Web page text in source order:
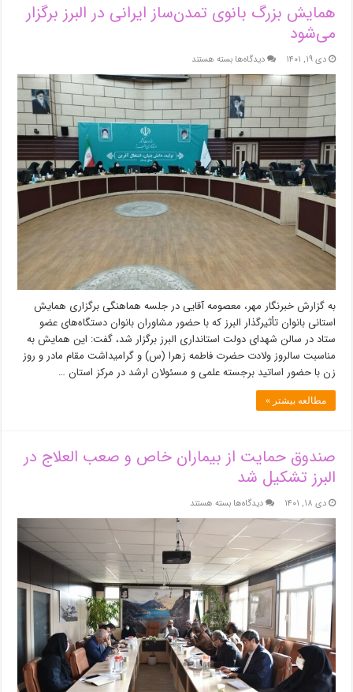
همایش بزرگ بانوی تمدن‌ساز ایرانی در البرز برگزار
می‌شود
دی ۱۹, ۱۴۰۱ دیدگاه‌هابرای
همایش
بزرگ
بانوی
تمدن‌ساز
ایرانی
در
البرز
برگزار
می‌شود
بسته هستند
به گزارش خبرنگار مهر، معصومه آقایی در جلسه هماهنگی برگزاری همایش
استانی بانوان تأثیرگذار البرز که با حضور مشاوران بانوان دستگاه‌های عضو
ستاد در سالن شهدای دولت استانداری البرز برگزار شد، گفت: این همایش به
مناسبت سالروز ولادت حضرت فاطمه زهرا (س) و گرامیداشت مقام مادر و روز
زن با حضور اساتید برجسته علمی و مسئولان ارشد در مرکز استان …
مطالعه بیشتر »
صندوق حمایت از بیماران خاص و صعب العلاج در
البرز تشکیل شد
دی ۱۸, ۱۴۰۱ دیدگاه‌هابرای
صندوق
حمایت
از
بیماران
خاص
و
صعب
العلاج
در
البرز
تشکیل
شد
بسته هستند